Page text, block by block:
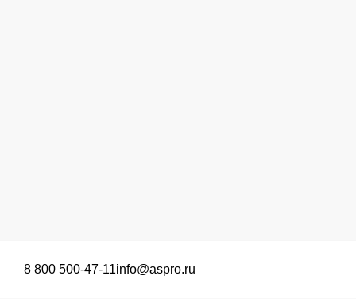
8 800 500-47-11info@aspro.ru